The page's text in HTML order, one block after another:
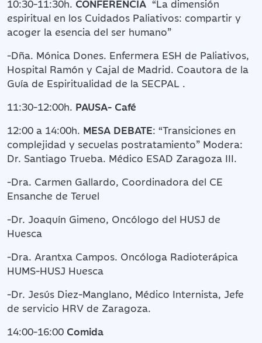
10:30-11:30h. CONFERENCIA “La dimensión
espiritual en los Cuidados Paliativos: compartir y
acoger la esencia del ser humano”
-Dña. Mónica Dones. Enfermera ESH de Paliativos,
Hospital Ramón y Cajal de Madrid. Coautora de la
Guía de Espiritualidad de la SECPAL .
11:30-12:00h. PAUSA- Café
12:00 a 14:00h. MESA DEBATE: “Transiciones en
complejidad y secuelas postratamiento” Modera:
Dr. Santiago Trueba. Médico ESAD Zaragoza III.
-Dra. Carmen Gallardo, Coordinadora del CE
Ensanche de Teruel
-Dr. Joaquín Gimeno, Oncólogo del HUSJ de
Huesca
-Dra. Arantxa Campos. Oncóloga Radioterápica
HUMS-HUSJ Huesca
-Dr. Jesús Diez-Manglano, Médico Internista, Jefe
de servicio HRV de Zaragoza.
14:00-16:00 Comida